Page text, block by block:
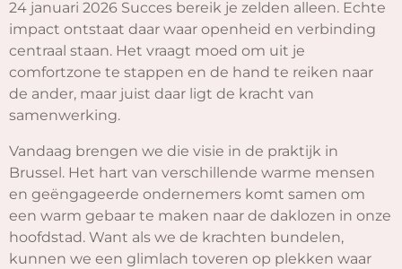
24 januari 2026 Succes bereik je zelden alleen. Echte
impact ontstaat daar waar openheid en verbinding
centraal staan. Het vraagt moed om uit je
comfortzone te stappen en de hand te reiken naar
de ander, maar juist daar ligt de kracht van
samenwerking.
Vandaag brengen we die visie in de praktijk in
Brussel. Het hart van verschillende warme mensen
en geëngageerde ondernemers komt samen om
een warm gebaar te maken naar de daklozen in onze
hoofdstad. Want als we de krachten bundelen,
kunnen we een glimlach toveren op plekken waar